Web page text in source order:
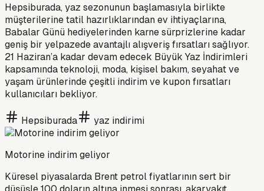
Hepsiburada, yaz sezonunun başlamasıyla birlikte
müşterilerine tatil hazırlıklarından ev ihtiyaçlarına,
Babalar Günü hediyelerinden karne sürprizlerine kadar
geniş bir yelpazede avantajlı alışveriş fırsatları sağlıyor.
21 Haziran’a kadar devam edecek Büyük Yaz İndirimleri
kapsamında teknoloji, moda, kişisel bakım, seyahat ve
yaşam ürünlerinde çeşitli indirim ve kupon fırsatları
kullanıcıları bekliyor.
Hepsiburada yaz indirimi
Motorine indirim geliyor
Küresel piyasalarda Brent petrol fiyatlarının sert bir